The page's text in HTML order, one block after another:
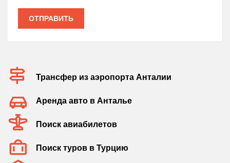
ОТПРАВИТЬ
Трансфер из аэропорта Анталии
Аренда авто в Анталье
Поиск авиабилетов
Поиск туров в Турцию